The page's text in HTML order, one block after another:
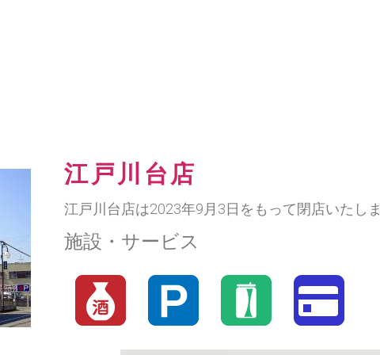
江戸川台店
江戸川台店は2023年9月3日をもって閉店いたし
施設・サービス